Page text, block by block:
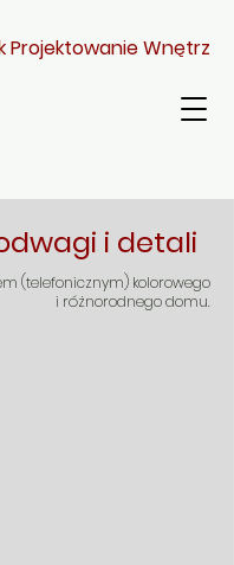
Projektowanie Wnętrz
i detali
(telefonicznym) kolorowego
i różnorodnego domu.